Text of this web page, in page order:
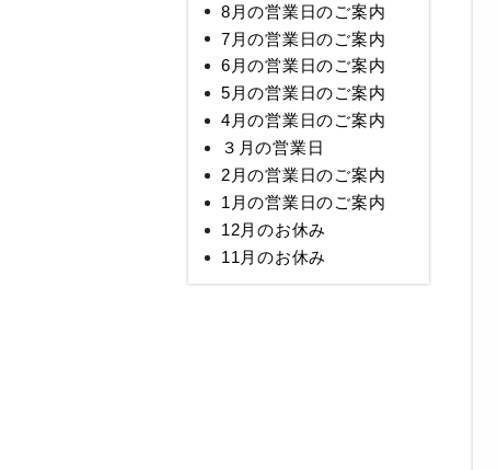
8月の営業日のご案内
7月の営業日のご案内
6月の営業日のご案内
5月の営業日のご案内
4月の営業日のご案内
３月の営業日
2月の営業日のご案内
1月の営業日のご案内
12月のお休み
11月のお休み